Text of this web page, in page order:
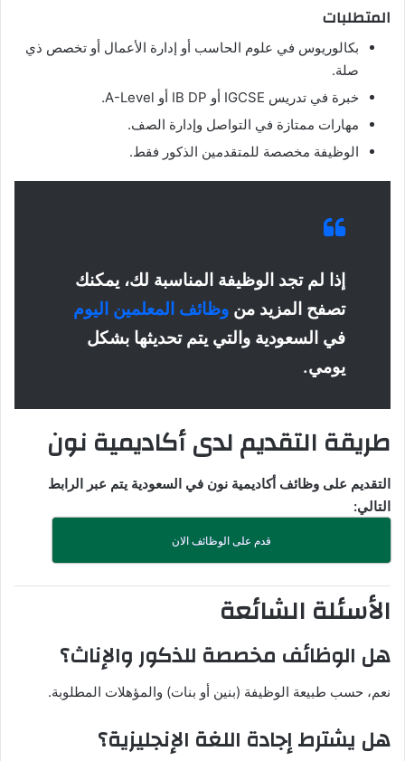
المتطلبات
بكالوريوس في علوم الحاسب أو إدارة الأعمال أو تخصص ذي
صلة.
خبرة في تدريس IGCSE أو IB DP أو A-Level.
مهارات ممتازة في التواصل وإدارة الصف.
الوظيفة مخصصة للمتقدمين الذكور فقط.
إذا لم تجد الوظيفة المناسبة لك، يمكنك
تصفح المزيد من وظائف المعلمين اليوم
في السعودية والتي يتم تحديثها بشكل
يومي.
طريقة التقديم لدى أكاديمية نون
التقديم على وظائف أكاديمية نون في السعودية يتم عبر الرابط
التالي:
قدم على الوظائف الان
الأسئلة الشائعة
هل الوظائف مخصصة للذكور والإناث؟
نعم، حسب طبيعة الوظيفة (بنين أو بنات) والمؤهلات المطلوبة.
هل يشترط إجادة اللغة الإنجليزية؟